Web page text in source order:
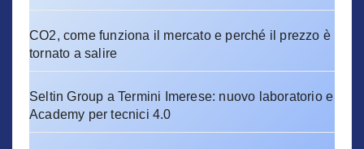
CO2, come funziona il mercato e perché il prezzo è
tornato a salire
Seltin Group a Termini Imerese: nuovo laboratorio e
Academy per tecnici 4.0